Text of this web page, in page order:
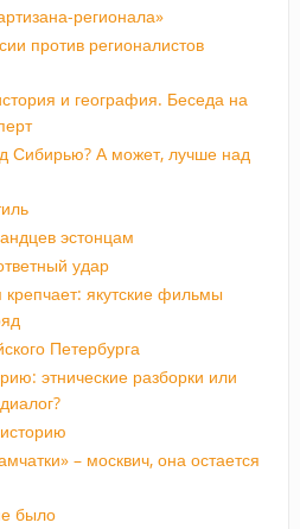
регионала»
против регионалистов
и география. Беседа на
Сибирью? А может, лучше над
эстонцам
удар
якутские фильмы
Петербурга
этнические разборки или
– москвич, она остается
было